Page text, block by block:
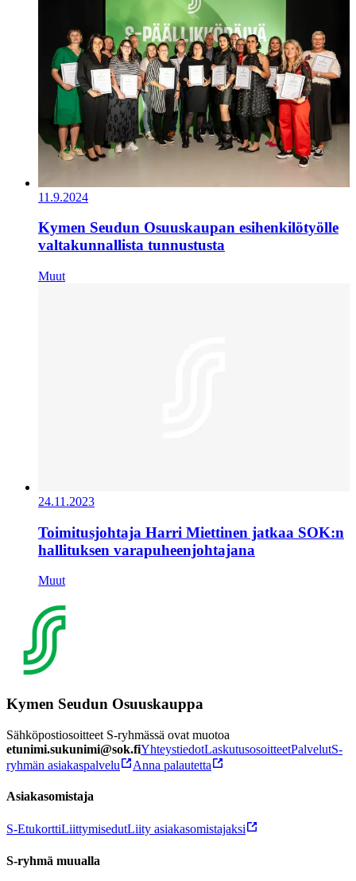
11.9.2024
Kymen Seudun Osuuskaupan esihenkilötyölle
valtakunnallista tunnustusta
Muut
24.11.2023
Toimitusjohtaja Harri Miettinen jatkaa SOK:n
hallituksen varapuheenjohtajana
Muut
Kymen Seudun Osuuskauppa
Sähköpostiosoitteet S-ryhmässä ovat muotoa
etunimi.sukunimi@sok.fiYhteystiedotLaskutusosoitteetPalvelutS-
ryhmän asiakaspalvelu
Anna palautetta
Asiakasomistaja
S-EtukorttiLiittymisedutLiity asiakasomistajaksi
S-ryhmä muualla